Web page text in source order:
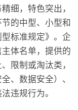
细，特色突出，
的中型、小型和
标准规定》。企
体名单，提供的
限制或淘汰类，
、数据安全）、
违规行为。